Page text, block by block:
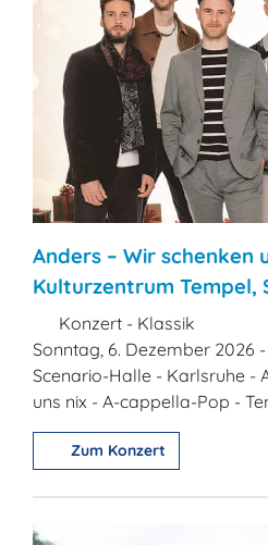
Anders – Wir schenken
Kulturzentrum Tempel,
Konzert - Klassik
Sonntag, 6. Dezember 2026
Scenario-Halle - Karlsruhe -
uns nix - A-cappella-Pop -
Zum Konzert